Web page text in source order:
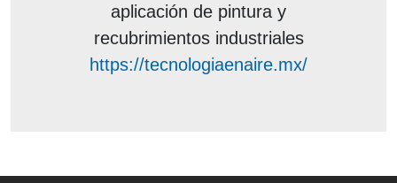
aplicación de pintura y
recubrimientos industriales
https://tecnologiaenaire.mx/